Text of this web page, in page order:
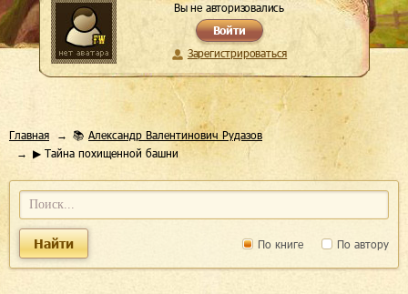
Вы не авторизовались
Войти
Зарегистрироваться
Главная 📚 Александр Валентинович Рудазов
▶ Тайна похищенной башни
По книге По автору
Найти